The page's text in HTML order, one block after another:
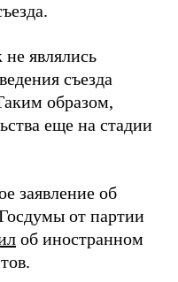
являлись
съезда
образом,
еще на стадии
заявление об
от партии
об иностранном